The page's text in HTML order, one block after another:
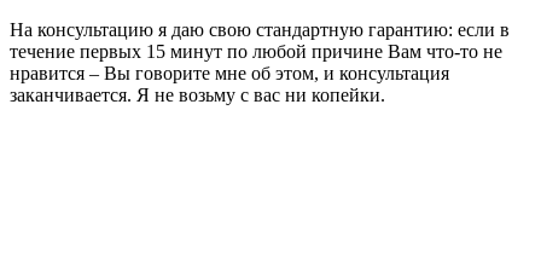
На консультацию я даю свою стандартную гарантию: если в
течение первых 15 минут по любой причине Вам что-то не
нравится – Вы говорите мне об этом, и консультация
заканчивается. Я не возьму с вас ни копейки.